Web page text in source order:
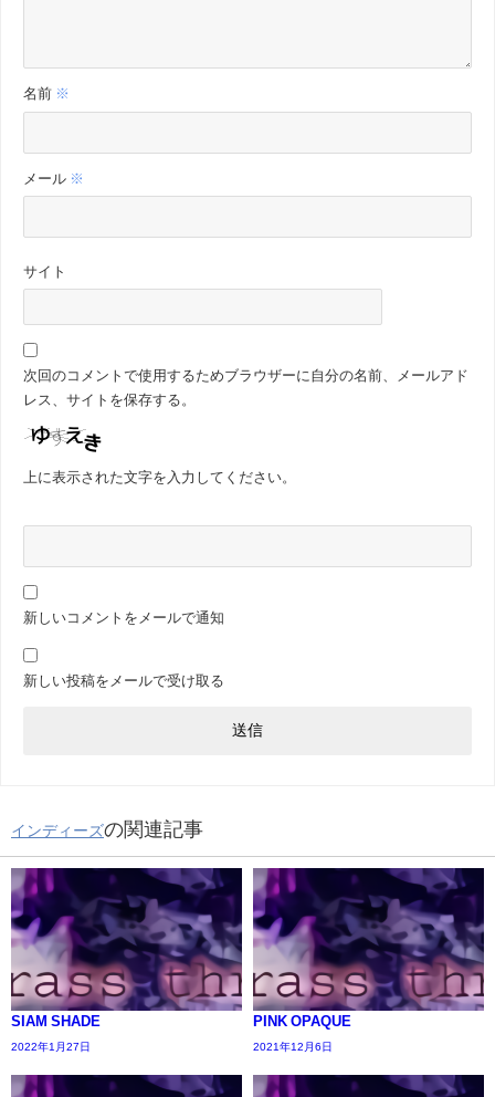
名前 ※
メール ※
サイト
次回のコメントで使用するためブラウザーに自分の名前、メールアド
レス、サイトを保存する。
上に表示された文字を入力してください。
新しいコメントをメールで通知
新しい投稿をメールで受け取る
インディーズの関連記事
SIAM SHADE
2022年1月27日
PINK OPAQUE
2021年12月6日